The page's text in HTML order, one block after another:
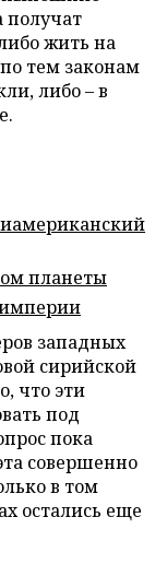
получат
жить на
тем законам
либо – в
планеты
западных
сирийской
что эти
под
пока
совершенно
в том
остались еще